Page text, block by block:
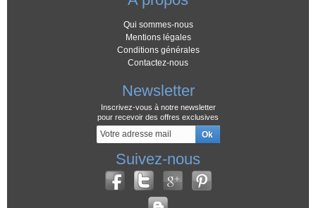
Qui sommes-nous
Mentions légales
Conditions générales
Contactez-nous
Newsletter
Inscrivez-vous à notre newsletter
pour recevoir des offres exclusives
Suivez-nous